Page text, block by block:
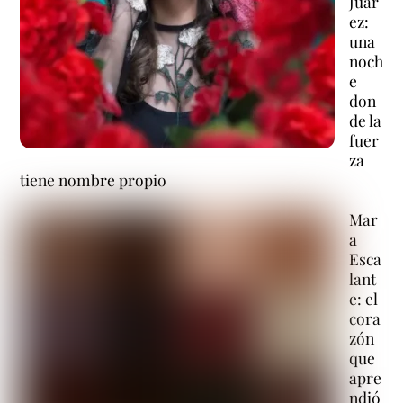
ez:
una
noch
e
don
de la
fuer
za
tiene nombre propio
Mar
a
Esca
lant
e: el
cora
zón
que
apre
ndió